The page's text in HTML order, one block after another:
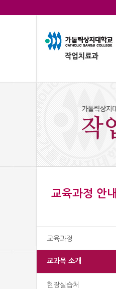
교육과정 안내
교육과정
교과목 소개
현장실습처